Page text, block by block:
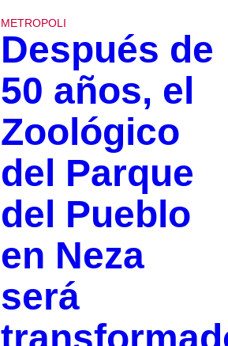
METROPOLI
Después de
50 años, el
Zoológico
del Parque
del Pueblo
en Neza
será